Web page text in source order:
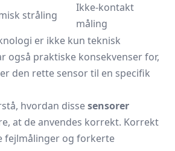
stråling
Ikke-kontakt
måling
er ikke kun teknisk
også praktiske konsekvenser for,
den rette sensor til en specifik
hvordan dissesensorer
at de anvendes korrekt. Korrekt
fejlmålinger og forkerte